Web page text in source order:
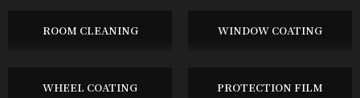
ROOM CLEANING WINDOW COATING
WHEEL COATING PROTECTION FILM